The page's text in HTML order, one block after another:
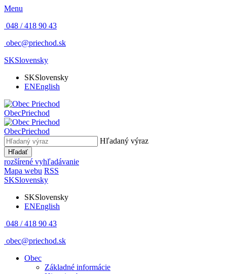
Menu
048 / 418 90 43
obec@priechod.sk
SKSlovensky
SKSlovensky
ENEnglish
ObecPriechod
ObecPriechod
Hľadaný výraz
Hľadať
rozšírené vyhľadávanie
Mapa webu RSS
SKSlovensky
SKSlovensky
ENEnglish
048 / 418 90 43
obec@priechod.sk
Obec
Základné informácie